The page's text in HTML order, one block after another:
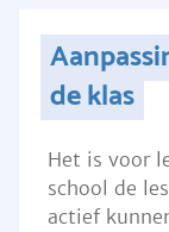
de klas
Het is voor
school de
actief